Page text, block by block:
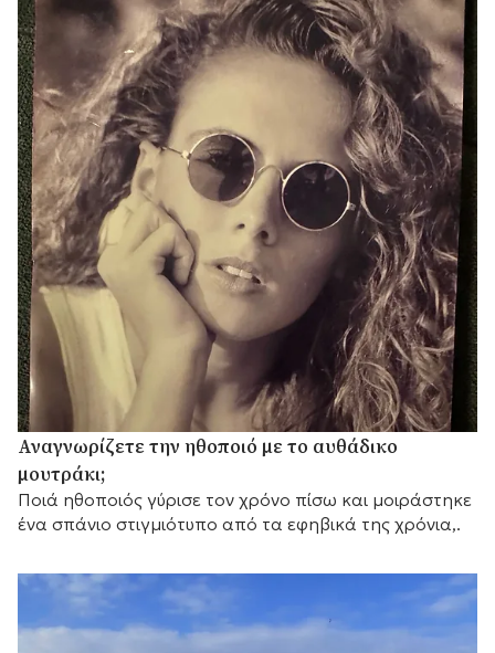
Αναγνωρίζετε την ηθοποιό με το αυθάδικο
μουτράκι;
Ποιά ηθοποιός γύρισε τον χρόνο πίσω και μοιράστηκε
ένα σπάνιο στιγμιότυπο από τα εφηβικά της χρόνια,.